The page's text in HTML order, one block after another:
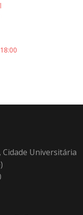
Cidade Universitária